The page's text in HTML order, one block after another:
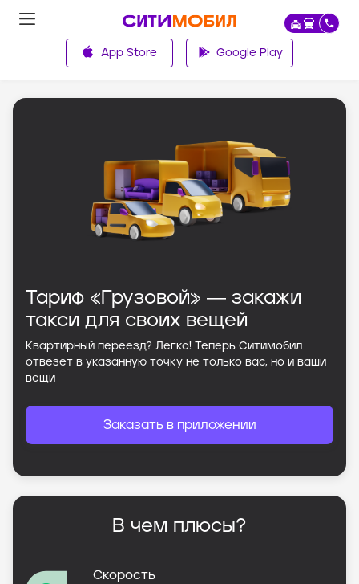
App Store
Google Play
Тариф «Грузовой» ― закажи
такси для своих вещей
Квартирный переезд? Легко! Теперь Ситимобил
отвезет в указанную точку не только вас, но и ваши
вещи
Заказать в приложении
В чем плюсы?
Скорость